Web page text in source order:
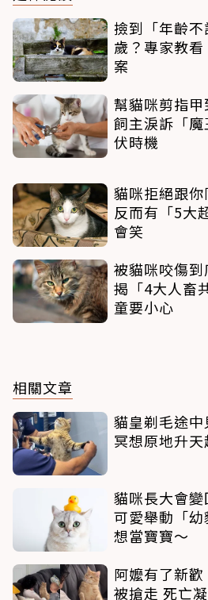
撿到「年齡
歲？專家教
案
幫貓咪剪指
飼主淚訴「
伏時機
貓咪拒絕跟
反而有「5大
會笑
被貓咪咬傷
揭「4大人畜
童要小心
相關文章
貓皇剃毛途
冥想原地升
貓咪長大會
可愛舉動「
想當寶寶～
阿嬤有了新
被搶走 死亡